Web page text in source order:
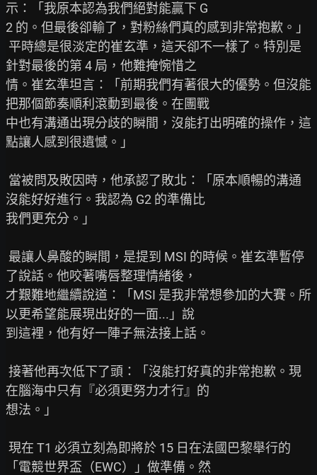
示：「我原本認為我們絕對能贏下 G
2 的。但最後卻輸了，對粉絲們真的感到非常抱歉。」
針對最後的第 4 局，他難掩惋惜之
情。崔玄準坦言：「前期我們有著很大的優勢。但沒能
把那個節奏順利滾動到最後。在團戰
中也有溝通出現分歧的瞬間，沒能打出明確的操作，這
點讓人感到很遺憾。」
沒能好好進行。我認為 G2 的準備比
我們更充分。」
了說話。他咬著嘴唇整理情緒後，
才艱難地繼續說道：「MSI 是我非常想參加的大賽。所
以更希望能展現出好的一面...」說
到這裡，他有好一陣子無法接上話。
在腦海中只有『必須更努力才行』的
想法。」
「電競世界盃（EWC）」做準備。然